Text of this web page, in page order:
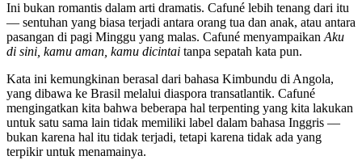
Ini bukan romantis dalam arti dramatis. Cafuné lebih tenang dari itu
— sentuhan yang biasa terjadi antara orang tua dan anak, atau antara
pasangan di pagi Minggu yang malas. Cafuné menyampaikan Aku
di sini, kamu aman, kamu dicintai tanpa sepatah kata pun.
Kata ini kemungkinan berasal dari bahasa Kimbundu di Angola,
yang dibawa ke Brasil melalui diaspora transatlantik. Cafuné
mengingatkan kita bahwa beberapa hal terpenting yang kita lakukan
untuk satu sama lain tidak memiliki label dalam bahasa Inggris —
bukan karena hal itu tidak terjadi, tetapi karena tidak ada yang
terpikir untuk menamainya.